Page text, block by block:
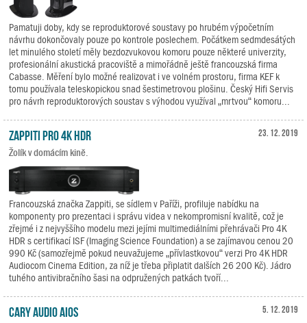
Pamatuji doby, kdy se reproduktorové soustavy po hrubém výpočetním
návrhu dokončovaly pouze po kontrole poslechem. Počátkem sedmdesátých
let minulého století měly bezdozvukovou komoru pouze některé univerzity,
profesionální akustická pracoviště a mimořádně ještě francouzská firma
Cabasse. Měření bylo možné realizovat i ve volném prostoru, firma KEF k
tomu používala teleskopickou snad šestimetrovou plošinu. Český Hifi Servis
pro návrh reproduktorových soustav s výhodou využíval „mrtvou“ komoru...
23. 12. 2019
Zappiti Pro 4K HDR
Žolík v domácím kině.
Francouzská značka Zappiti, se sídlem v Paříži, profiluje nabídku na
komponenty pro prezentaci i správu videa v nekompromisní kvalitě, což je
zřejmé i z nejvyššího modelu mezi jejími multimediálními přehrávači Pro 4K
HDR s certifikací ISF (Imaging Science Foundation) a se zajímavou cenou 20
990 Kč (samozřejmě pokud neuvažujeme „přívlastkovou“ verzi Pro 4K HDR
Audiocom Cinema Edition, za níž je třeba připlatit dalších 26 200 Kč). Jádro
tuhého antivibračního šasi na odpružených patkách tvoří...
5. 12. 2019
Cary Audio AiOS